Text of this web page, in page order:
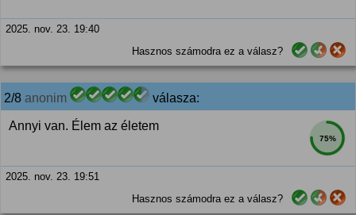
2025. nov. 23. 19:40
Hasznos számodra ez a válasz?
2/8 anonim válasza:
75%
Annyi van. Élem az életem
2025. nov. 23. 19:51
Hasznos számodra ez a válasz?